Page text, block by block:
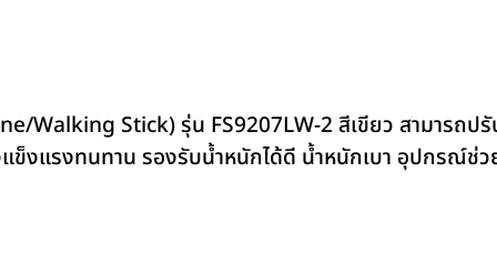
Walking Stick) รุ่น FS9207LW-2 สีเขียว สามารถปรั
ข็งแรงทนทาน รองรับน้ำหนักได้ดี น้ำหนักเบา อุปกรณ์ช่